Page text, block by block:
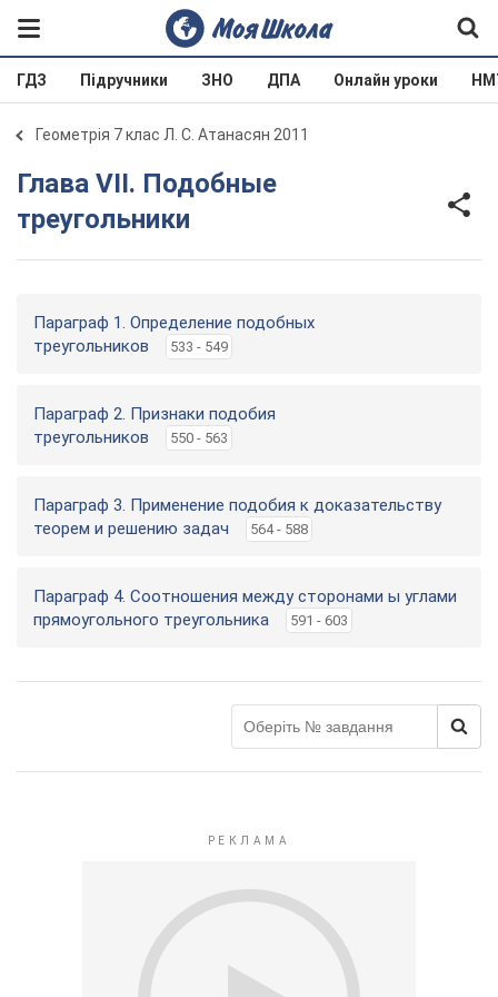
ГДЗ Підручники ЗНО ДПА Онлайн уроки
Геометрія 7 клас Л. С. Атанасян 2011
Глава VII. Подобные
треугольники
Параграф 1. Определение подобных
треугольников
533 - 549
Параграф 2. Признаки подобия
треугольников
550 - 563
Параграф 3. Применение подобия к доказательству
теорем и решению задач
564 - 588
Параграф 4. Соотношения между сторонами ы углами
прямоугольного треугольника
591 - 603